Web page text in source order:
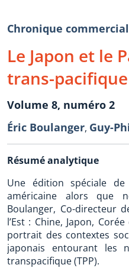
Chronique
Le Japon et le
trans-pacifique
Volume 8, numéro 2
Éric Boulanger, Guy-
Résumé analytique
Une édition spéciale
américaine alors que
Boulanger, Co-directeur
l’Est : Chine, Japon,
portrait des contextes
japonais entourant les
transpacifique (TPP).